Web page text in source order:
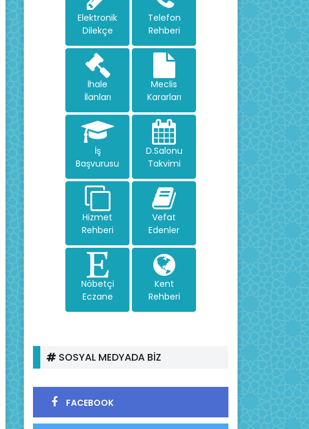
Elektronik
Dilekçe
Telefon
Rehberi
İhale
İlanları
Meclis
Kararları
İş
Başvurusu
D.Salonu
Takvimi
Hizmet
Rehberi
Vefat
Edenler
Nöbetçi
Eczane
Kent
Rehberi
SOSYAL MEDYADA BİZ
FACEBOOK